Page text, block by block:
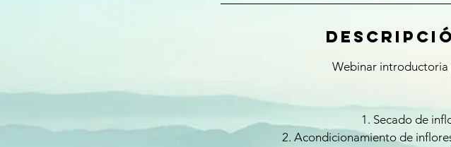
Webinar introductoria
1. Secado de
2. Acondicionamiento de